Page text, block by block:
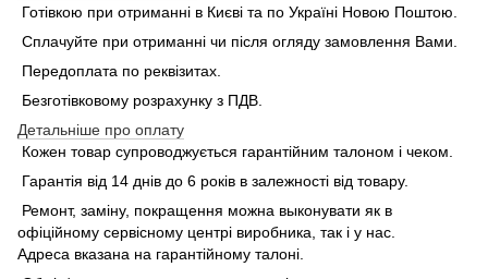
Готівкою при отриманні в Києві та по Україні Новою Поштою.
Сплачуйте при отриманні чи після огляду замовлення Вами.
Передоплата по реквізитах.
Безготівковому розрахунку з ПДВ.
Детальніше про оплату
Кожен товар супроводжується гарантійним талоном і чеком.
Гарантія від 14 днів до 6 років в залежності від товару.
Ремонт, заміну, покращення можна выконувати як в
офіційному сервісному центрі виробника, так і у нас.
Адреса вказана на гарантійному талоні.